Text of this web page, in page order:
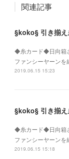
関連記事
§koko§ 引き揃え
◆糸カード◆日向箱
ファンシーヤーンを
2019.06.15 15:23
◆糸カード◆日向箱
ファンシーヤーンを
2019.06.15 15:18